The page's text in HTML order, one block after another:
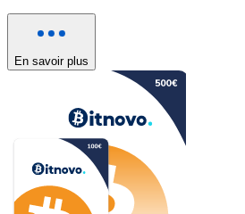
En savoir plus